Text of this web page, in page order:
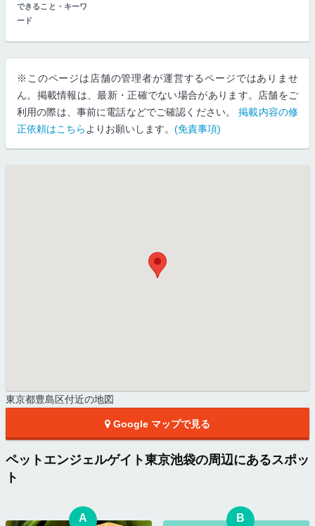
できること・キーワ
ード
※このページは店舗の管理者が運営するページではありませ
ん。掲載情報は、最新・正確でない場合があります。店舗をご
利用の際は、事前に電話などでご確認ください。掲載内容の修
正依頼はこちら よりお願いします。 (免責事項)
東京都豊島区付近の地図
Google マップで見る
ペットエンジェルゲイト東京池袋の周辺にあるスポッ
ト
A B